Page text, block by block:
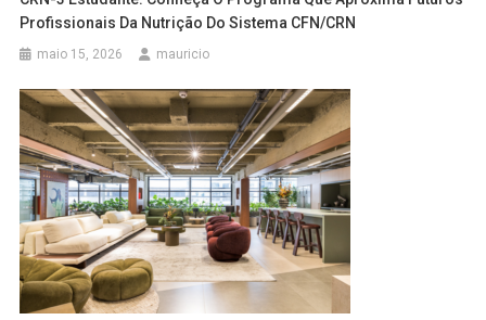
Profissionais Da Nutrição Do Sistema CFN/CRN
maio 15, 2026 mauricio